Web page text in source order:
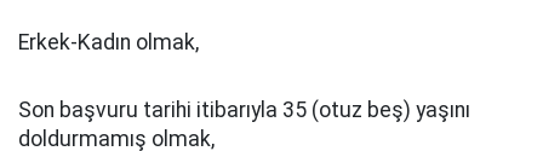
Erkek-Kadın olmak,
Son başvuru tarihi itibarıyla 35 (otuz beş) yaşını
doldurmamış olmak,